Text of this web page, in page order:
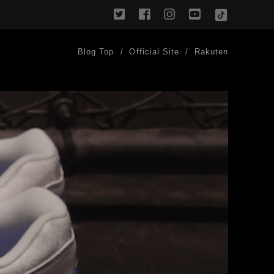
twitterfacebookinstagram
youtube
TikTok
Blog Top Official Site Rakuten